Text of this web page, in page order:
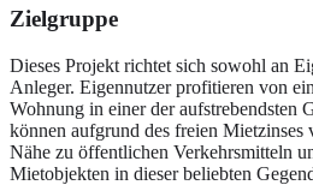
Zielgruppe
Dieses Projekt richtet sich sowohl an
Anleger. Eigennutzer profitieren von
Wohnung in einer der aufstrebendsten
können aufgrund des freien Mietzinses
Nähe zu öffentlichen Verkehrsmitteln
Mietobjekten in dieser beliebten